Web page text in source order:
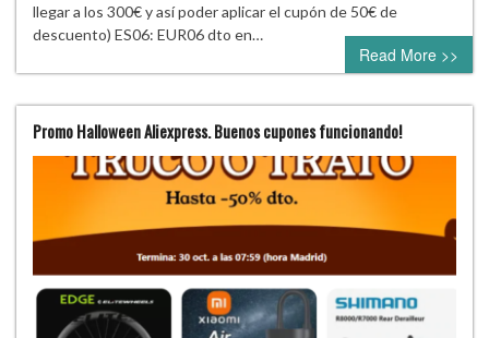
llegar a los 300€ y así poder aplicar el cupón de 50€ de
descuento) ES06: EUR06 dto en…
Read More >>
Promo Halloween Aliexpress. Buenos cupones funcionando!